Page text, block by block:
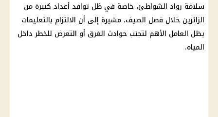
سلامة رواد الشواطئ، خاصة في ظل توافد أعداد كبيرة من
الزائرين خلال فصل الصيف، مشيرة إلى أن الالتزام بالتعليمات
يظل العامل الأهم لتجنب حوادث الغرق أو التعرض للخطر داخل
المياه.